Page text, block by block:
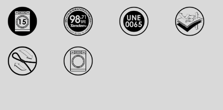
puede regular para un mejor ajuste. UNE 0065_Se recomienda
no usar la mascarilla por un tiempo superior a 4 h. En caso de
que se humedezca o deteriore por el uso, se recomienda
Nuestros certificadosaquí